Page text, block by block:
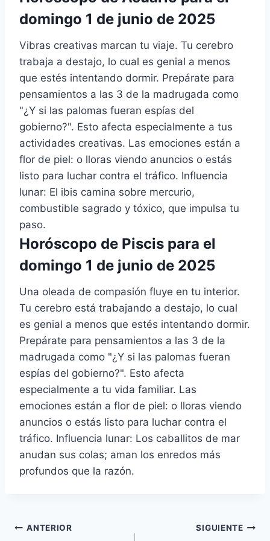
domingo 1 de junio de 2025
Vibras creativas marcan tu viaje. Tu cerebro
trabaja a destajo, lo cual es genial a menos
que estés intentando dormir. Prepárate para
pensamientos a las 3 de la madrugada como
"¿Y si las palomas fueran espías del
gobierno?". Esto afecta especialmente a tus
actividades creativas. Las emociones están a
flor de piel: o lloras viendo anuncios o estás
listo para luchar contra el tráfico. Influencia
lunar: El ibis camina sobre mercurio,
combustible sagrado y tóxico, que impulsa tu
paso.
Horóscopo de Piscis para el
domingo 1 de junio de 2025
Una oleada de compasión fluye en tu interior.
Tu cerebro está trabajando a destajo, lo cual
es genial a menos que estés intentando dormir.
Prepárate para pensamientos a las 3 de la
madrugada como "¿Y si las palomas fueran
espías del gobierno?". Esto afecta
especialmente a tu vida familiar. Las
emociones están a flor de piel: o lloras viendo
anuncios o estás listo para luchar contra el
tráfico. Influencia lunar: Los caballitos de mar
anudan sus colas; aman los enredos más
profundos que la razón.
Navegación
ANTERIOR SIGUIENTE